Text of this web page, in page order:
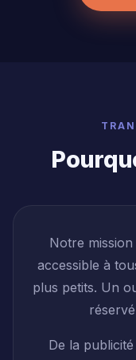
Notre
accessible à
plus petits. Un
De la